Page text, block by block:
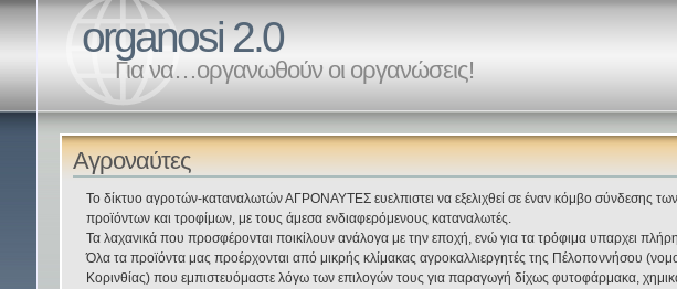
organosi 2.0
Για να…οργανωθούν οι οργανώσεις!
Αγροναύτες
Το δίκτυο αγροτών-καταναλωτών ΑΓΡΟΝΑΥΤΕΣ ευελπιστει να εξελιχθεί σε έναν κόμβο σύνδεσης
προϊόντων και τροφίμων, με τους άμεσα ενδιαφερόμενους καταναλωτές.
Τα λαχανικά που προσφέρονται ποικίλουν ανάλογα με την εποχή, ενώ για τα τρόφιμα υπαρχει
Όλα τα προϊόντα μας προέρχονται από μικρής κλίμακας αγροκαλλιεργητές της Πέλοποννήσου
Κορινθίας) που εμπιστευόμαστε λόγω των επιλογών τους για παραγωγή δίχως φυτοφάρμακα, χημικά